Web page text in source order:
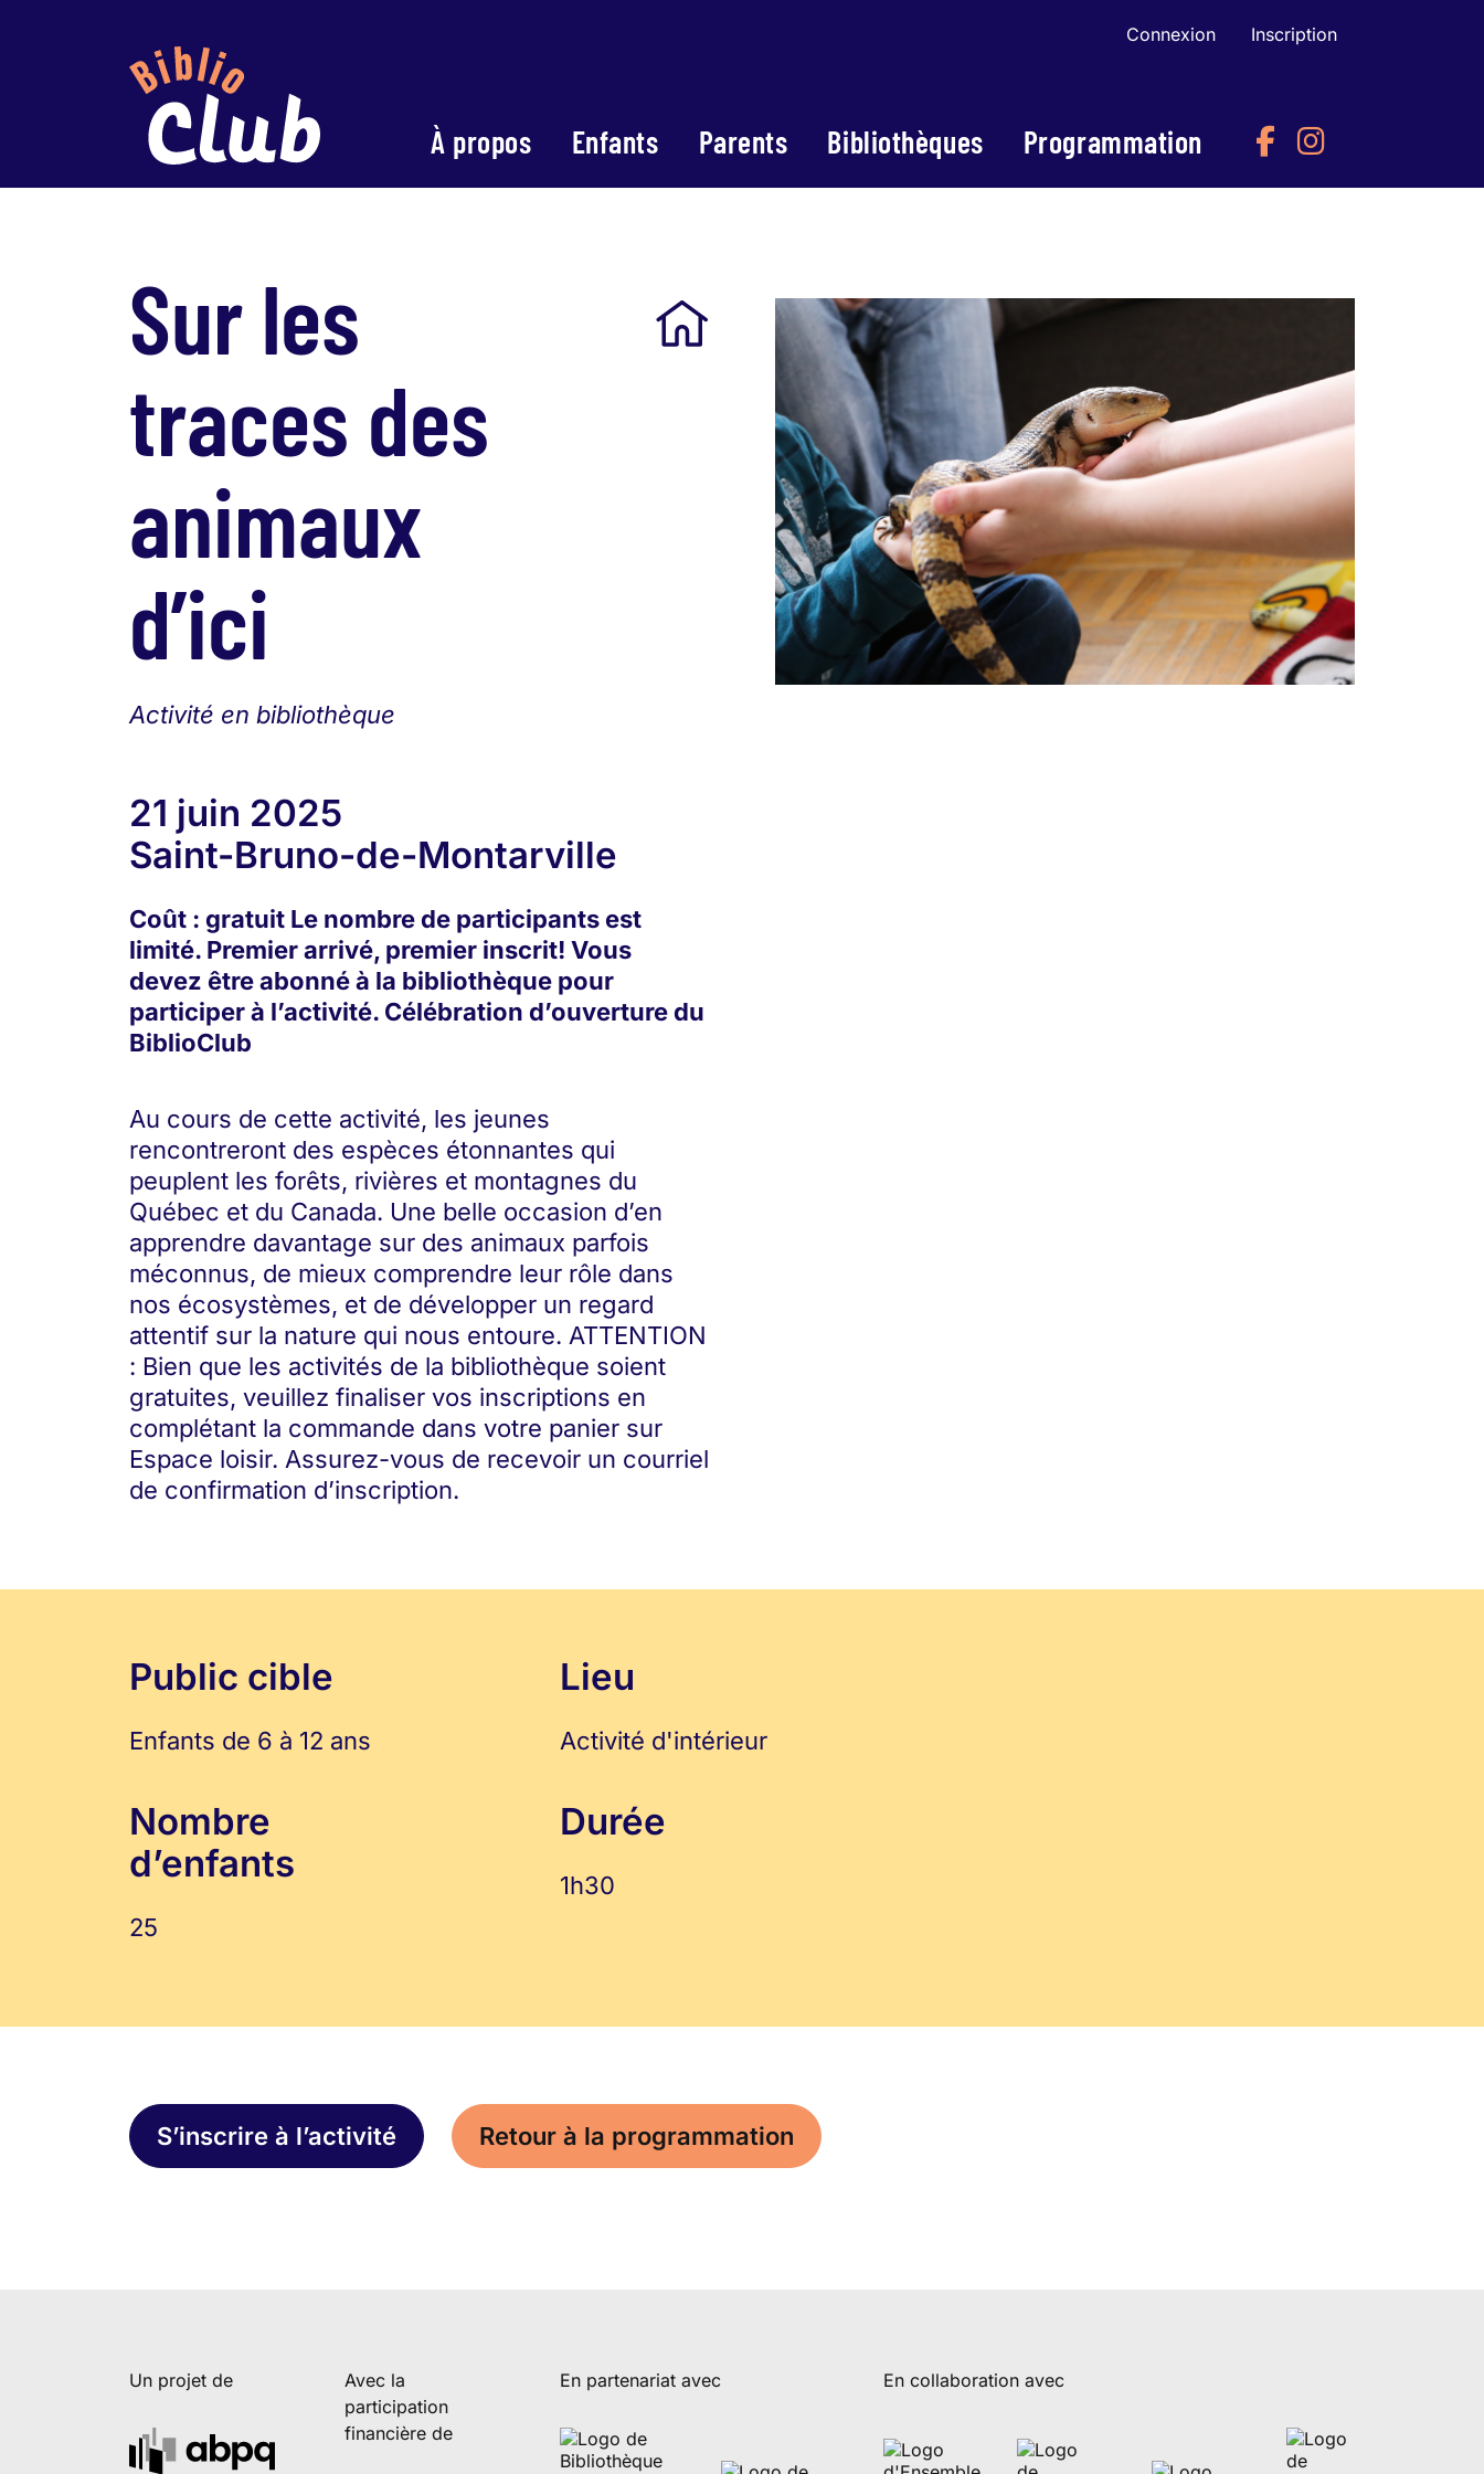
Connexion Inscription
À propos Enfants Parents Bibliothèques Programmation
Sur les
traces des
animaux
d’ici
Activité en bibliothèque
21 juin 2025
Saint-Bruno-de-Montarville
Coût : gratuit Le nombre de participants est
limité. Premier arrivé, premier inscrit! Vous
devez être abonné à la bibliothèque pour
participer à l’activité. Célébration d’ouverture du
BiblioClub
Au cours de cette activité, les jeunes
rencontreront des espèces étonnantes qui
peuplent les forêts, rivières et montagnes du
Québec et du Canada. Une belle occasion d’en
apprendre davantage sur des animaux parfois
méconnus, de mieux comprendre leur rôle dans
nos écosystèmes, et de développer un regard
attentif sur la nature qui nous entoure. ATTENTION
: Bien que les activités de la bibliothèque soient
gratuites, veuillez finaliser vos inscriptions en
complétant la commande dans votre panier sur
Espace loisir. Assurez-vous de recevoir un courriel
de confirmation d’inscription.
Public cible
Enfants de 6 à 12 ans
Nombre
d’enfants
25
Lieu
Activité d'intérieur
Durée
1h30
S’inscrire à l’activité Retour à la programmation
Un projet de
Avec la
participation
financière de
En partenariat avec En collaboration avec